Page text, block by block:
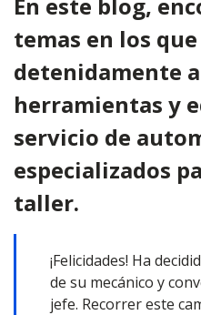
temas en los
detenidamente
herramientas y
servicio de
especializados
taller.
¡Felicidades! Ha
de su mecánico y
jefe. Recorrer este